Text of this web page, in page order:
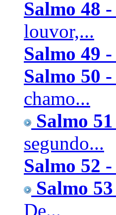
Salmo 48 -
louvor,...
Salmo 49 -
Salmo 50 -
chamo...
Salmo
segundo...
Salmo 52 -
Salmo
De...